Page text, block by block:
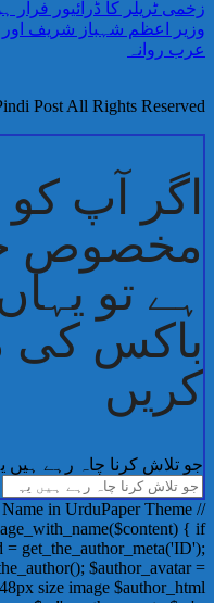
زخمی ٹریلر کا ڈرائیور فرار
وزیر اعظم شہباز شریف
عرب روانہ
Post All Rights Reserved.
اگر آپ
مخصوص
ہے تو
باکس کی
کریں
جو تلاش کرنا چاہ رہے ہیں
in UrduPaper Theme
{ if
get_the_author_meta('ID');
$author_avatar =
size image $author_html = '